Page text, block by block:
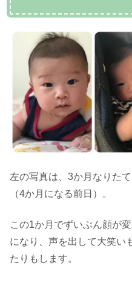
左の写真は、3か月なりた
（4か月になる前日）。
この1か月でずいぶん顔が
になり、声を出して大笑い
たりもします。